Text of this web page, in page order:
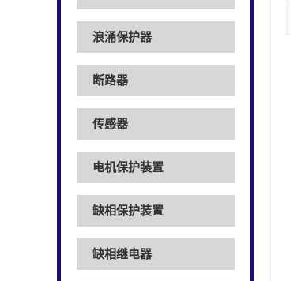
浪涌保护器
断路器
传感器
电机保护装置
缺相保护装置
缺相继电器